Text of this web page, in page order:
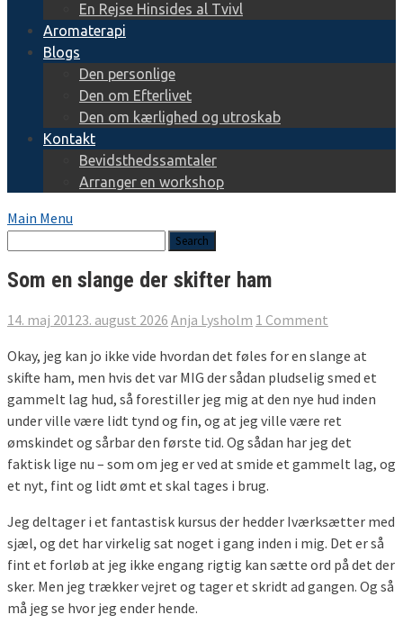
En Rejse Hinsides al Tvivl
Aromaterapi
Blogs
Den personlige
Den om Efterlivet
Den om kærlighed og utroskab
Kontakt
Bevidsthedssamtaler
Arranger en workshop
Main Menu
Som en slange der skifter ham
14. maj 20123. august 2026 Anja Lysholm 1 Comment
Okay, jeg kan jo ikke vide hvordan det føles for en slange at
skifte ham, men hvis det var MIG der sådan pludselig smed et
gammelt lag hud, så forestiller jeg mig at den nye hud inden
under ville være lidt tynd og fin, og at jeg ville være ret
ømskindet og sårbar den første tid. Og sådan har jeg det
faktisk lige nu – som om jeg er ved at smide et gammelt lag, og
et nyt, fint og lidt ømt et skal tages i brug.
Jeg deltager i et fantastisk kursus der hedder Iværksætter med
sjæl, og det har virkelig sat noget i gang inden i mig. Det er så
fint et forløb at jeg ikke engang rigtig kan sætte ord på det der
sker. Men jeg trækker vejret og tager et skridt ad gangen. Og så
må jeg se hvor jeg ender hende.